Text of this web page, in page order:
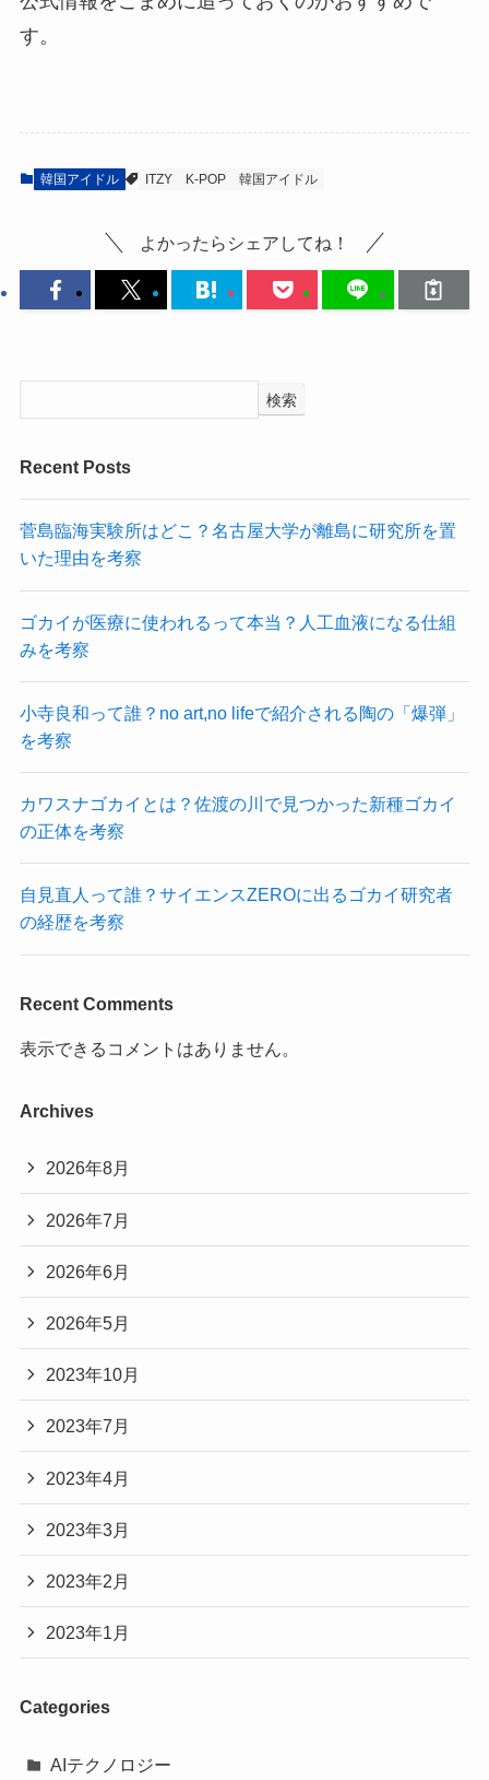
す。
韓国アイドル ITZY K-POP 韓国アイドル
よかったらシェアしてね！
検索
Recent Posts
菅島臨海実験所はどこ？名古屋大学が離島に研究所を置
いた理由を考察
ゴカイが医療に使われるって本当？人工血液になる仕組
みを考察
小寺良和って誰？no art,no lifeで紹介される陶の「爆弾」
を考察
カワスナゴカイとは？佐渡の川で見つかった新種ゴカイ
の正体を考察
自見直人って誰？サイエンスZEROに出るゴカイ研究者
の経歴を考察
Recent Comments
表示できるコメントはありません。
Archives
2026年8月
2026年7月
2026年6月
2026年5月
2023年10月
2023年7月
2023年4月
2023年3月
2023年2月
2023年1月
Categories
AIテクノロジー